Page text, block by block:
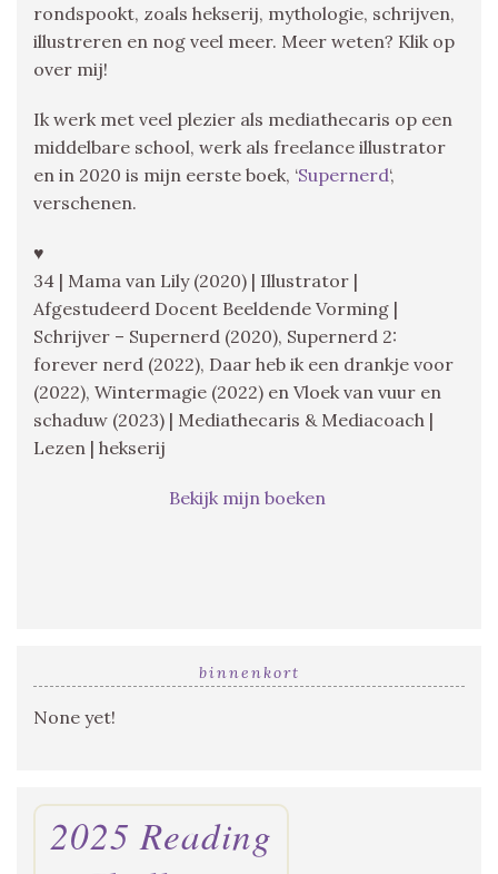
rondspookt, zoals hekserij, mythologie, schrijven,
illustreren en nog veel meer. Meer weten? Klik op
over mij!
Ik werk met veel plezier als mediathecaris op een
middelbare school, werk als freelance illustrator
en in 2020 is mijn eerste boek, ‘Supernerd‘,
verschenen.
♥
34 | Mama van Lily (2020) | Illustrator |
Afgestudeerd Docent Beeldende Vorming |
Schrijver – Supernerd (2020), Supernerd 2:
forever nerd (2022), Daar heb ik een drankje voor
(2022), Wintermagie (2022) en Vloek van vuur en
schaduw (2023) | Mediathecaris & Mediacoach |
Lezen | hekserij
Bekijk mijn boeken
binnenkort
None yet!
2025 Reading